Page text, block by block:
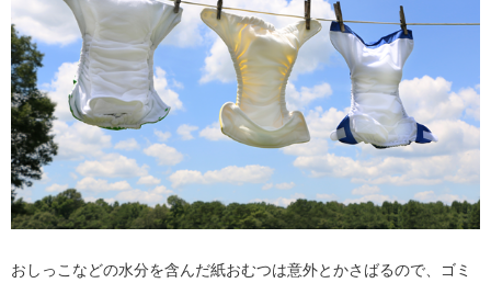
おしっこなどの水分を含んだ紙おむつは意外とかさばるので、ゴミ